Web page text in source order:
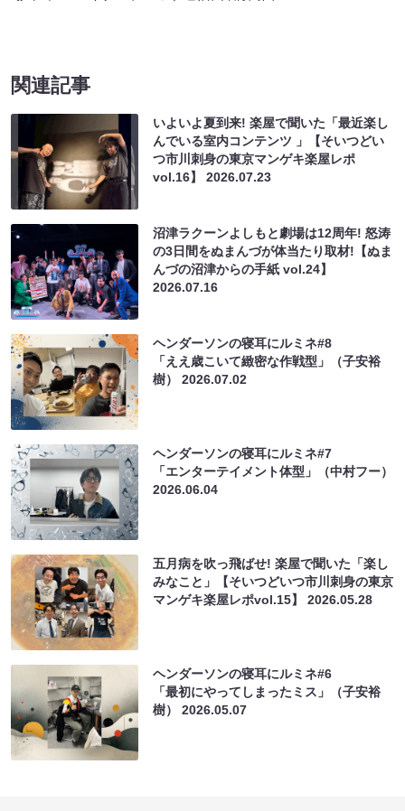
関連記事
いよいよ夏到来! 楽屋で聞いた「最近楽し
んでいる室内コンテンツ 」【そいつどい
つ市川刺身の東京マンゲキ楽屋レポ
vol.16】2026.07.23
沼津ラクーンよしもと劇場は12周年! 怒涛
の3日間をぬまんづが体当たり取材!【ぬま
んづの沼津からの手紙 vol.24】
2026.07.16
ヘンダーソンの寝耳にルミネ#8
「ええ歳こいて緻密な作戦型」（子安裕
樹）2026.07.02
ヘンダーソンの寝耳にルミネ#7
「エンターテイメント体型」（中村フー）
2026.06.04
五月病を吹っ飛ばせ! 楽屋で聞いた「楽し
みなこと」【そいつどいつ市川刺身の東京
マンゲキ楽屋レポvol.15】2026.05.28
ヘンダーソンの寝耳にルミネ#6
「最初にやってしまったミス」（子安裕
樹）2026.05.07